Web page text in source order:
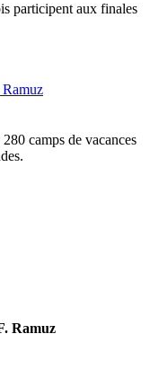
participent aux finales
camps de vacances
Ramuz